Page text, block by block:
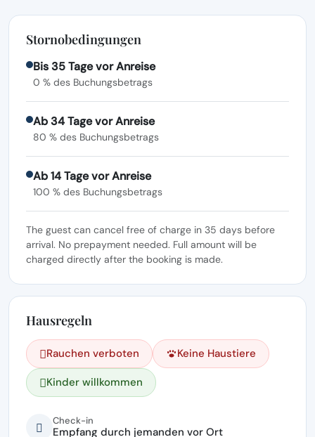
Stornobedingungen
Bis 35 Tage vor Anreise
0 % des Buchungsbetrags
Ab 34 Tage vor Anreise
80 % des Buchungsbetrags
Ab 14 Tage vor Anreise
100 % des Buchungsbetrags
The guest can cancel free of charge in 35 days before
arrival. No prepayment needed. Full amount will be
charged directly after the booking is made.
Hausregeln
Rauchen verboten Keine Haustiere
Kinder willkommen
Check-in
Empfang durch jemanden vor Ort